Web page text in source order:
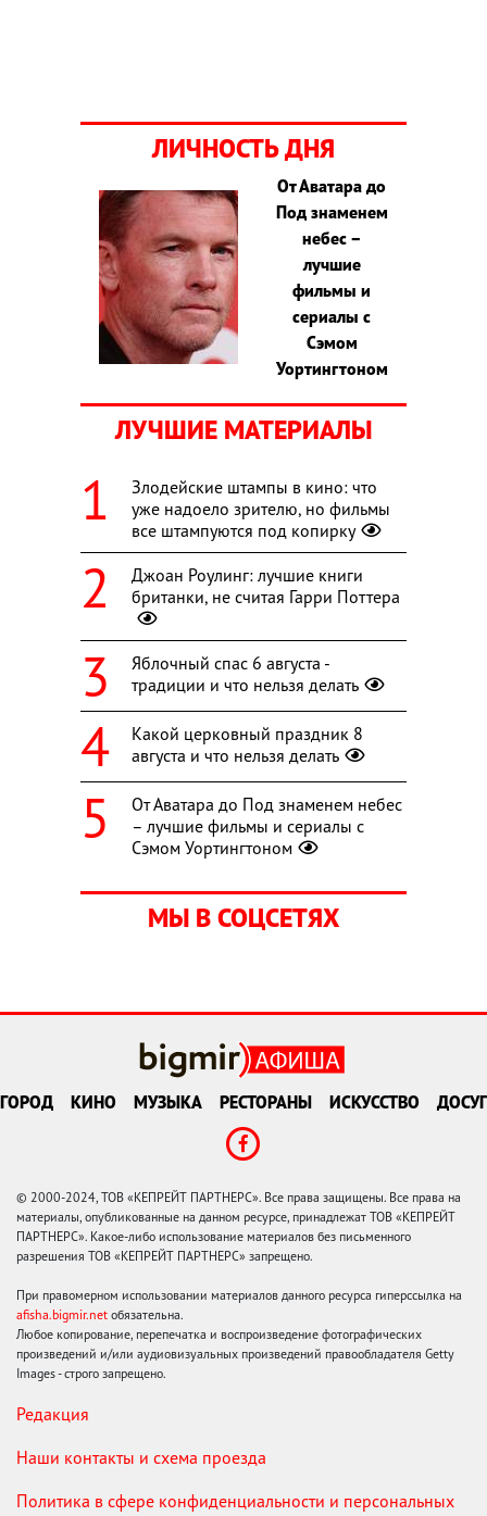
ЛИЧНОСТЬ ДНЯ
От Аватара до
Под знаменем
небес –
лучшие
фильмы и
сериалы с
Сэмом
Уортингтоном
ЛУЧШИЕ МАТЕРИАЛЫ
Злодейские штампы в кино: что
уже надоело зрителю, но фильмы
все штампуются под копирку
Джоан Роулинг: лучшие книги
британки, не считая Гарри Поттера
Яблочный спас 6 августа -
традиции и что нельзя делать
Какой церковный праздник 8
августа и что нельзя делать
От Аватара до Под знаменем небес
– лучшие фильмы и сериалы с
Сэмом Уортингтоном
МЫ В СОЦСЕТЯХ
ГОРОД КИНО МУЗЫКА РЕСТОРАНЫ ИСКУССТВО ДОСУГ
© 2000-2024, ТОВ «КЕПРЕЙТ ПАРТНЕРС». Все права защищены. Все права на
материалы, опубликованные на данном ресурсе, принадлежат ТОВ «КЕПРЕЙТ
ПАРТНЕРС». Какое-либо использование материалов без письменного
разрешения ТОВ «КЕПРЕЙТ ПАРТНЕРС» запрещено.
При правомерном использовании материалов данного ресурса гиперссылка на
afisha.bigmir.net обязательна.
Любое копирование, перепечатка и воспроизведение фотографических
произведений и/или аудиовизуальных произведений правообладателя Getty
Images - строго запрещено.
Редакция
Наши контакты и схема проезда
Политика в сфере конфиденциальности и персональных